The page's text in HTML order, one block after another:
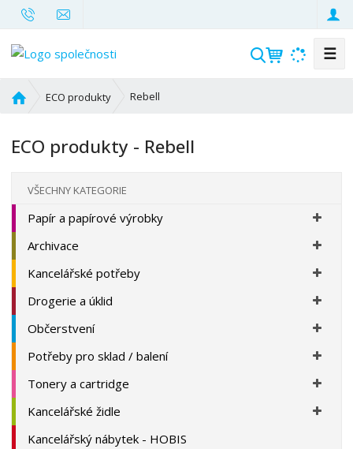
V
☰
v
d
t
a
n
ECO produkty Rebell
ECO produkty - Rebell
VŠECHNY KATEGORIE
Papír a papírové výrobky
Archivace
Kancelářské potřeby
Drogerie a úklid
Občerstvení
Potřeby pro sklad / balení
Tonery a cartridge
Kancelářské židle
Kancelářský nábytek - HOBIS